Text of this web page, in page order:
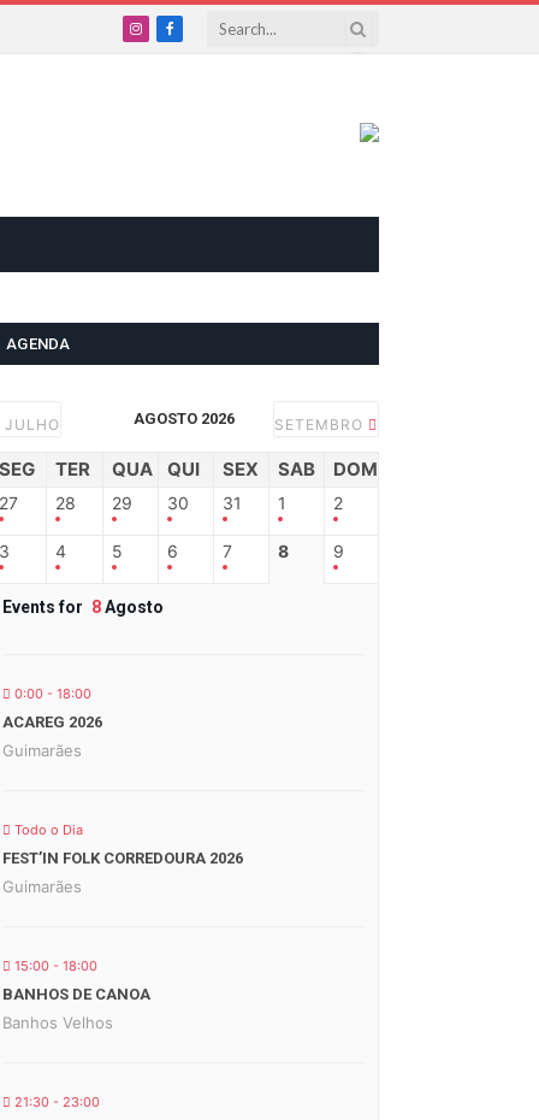
InstagramFacebook
AGENDA
JULHO AGOSTO 2026 SETEMBRO
SEG TER QUA QUI SEX SAB DOM
27 28 29 30 31 1 2
3 4 5 6 7 8 9
Events for 8Agosto
0:00 - 18:00
ACAREG 2026
Guimarães
Todo o Dia
FEST’IN FOLK CORREDOURA 2026
Guimarães
15:00 - 18:00
BANHOS DE CANOA
Banhos Velhos
21:30 - 23:00